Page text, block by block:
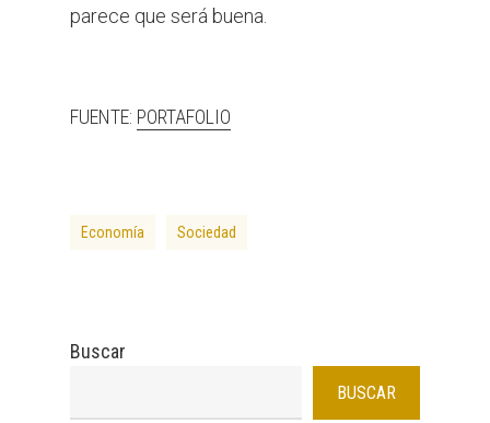
parece que será buena.
FUENTE: PORTAFOLIO
Economía Sociedad
Buscar
BUSCAR